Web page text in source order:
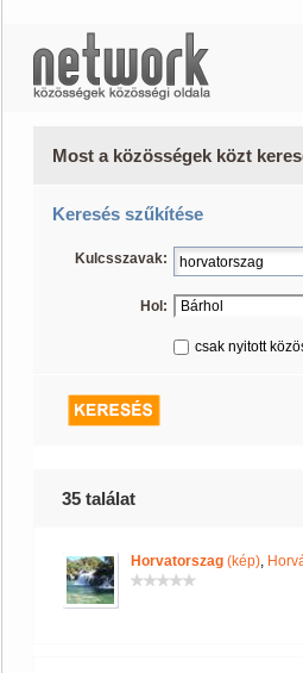
Most a közösségek közt
Keresés szűkítése
Kulcsszavak:
Hol:
csak nyitott
35 találat
Horvatorszag (kép),